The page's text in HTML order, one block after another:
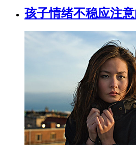
孩子情绪不稳应注